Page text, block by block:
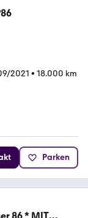
2021 • 18.000 km
Parken